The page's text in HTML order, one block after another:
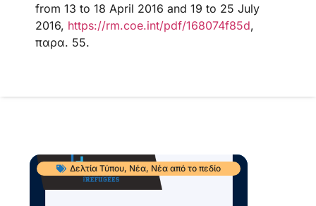
from 13 to 18 April 2016 and 19 to 25 July
2016, https://rm.coe.int/pdf/168074f85d,
παρα. 55.
Δελτία Τύπου, Νέα, Νέα από το πεδίο